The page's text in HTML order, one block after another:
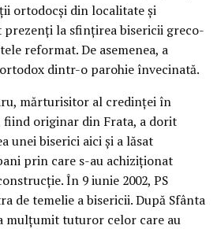
ortodocşi din localitate şi
la sfinţirea bisericii greco-
reformat. De asemenea, a
dintr-o parohie învecinată.
mărturisitor al credinţei în
originar din Frata, a dorit
unei biserici aici şi a lăsat
prin care s-au achiziţionat
În 9 iunie 2002, PS
de temelie a bisericii. După Sfânta
mulţumit tuturor celor care au